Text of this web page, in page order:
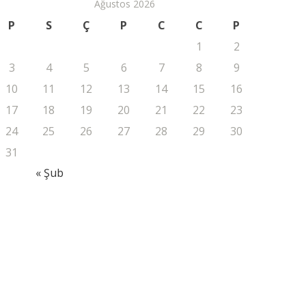
Ağustos 2026
P S Ç P C C P
« Şub
1
2
3
4 5 6 7 8
9
10
11 12 13 14 15
16
17
18 19 20 21 22
23
24
25 26 27 28 29
30
31